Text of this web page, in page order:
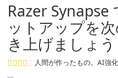
Razer Synapse
ットアップを
き上げましょう
人間が作ったもの。AI強化